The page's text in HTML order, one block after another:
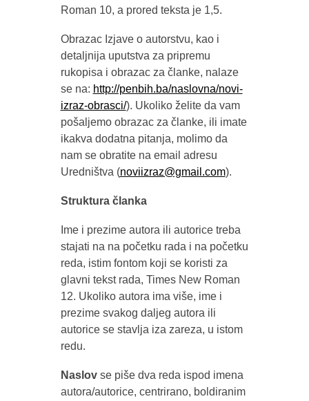
Roman 10, a prored teksta je 1,5.
Obrazac Izjave o autorstvu, kao i
detaljnija uputstva za pripremu
rukopisa i obrazac za članke, nalaze
se na: http://penbih.ba/naslovna/novi-
izraz-obrasci/). Ukoliko želite da vam
pošaljemo obrazac za članke, ili imate
ikakva dodatna pitanja, molimo da
nam se obratite na email adresu
Uredništva (noviizraz@gmail.com).
Struktura članka
Ime i prezime autora ili autorice treba
stajati na na početku rada i na početku
reda, istim fontom koji se koristi za
glavni tekst rada, Times New Roman
12. Ukoliko autora ima više, ime i
prezime svakog daljeg autora ili
autorice se stavlja iza zareza, u istom
redu.
Naslovse piše dva reda ispod imena
autora/autorice, centrirano, boldiranim